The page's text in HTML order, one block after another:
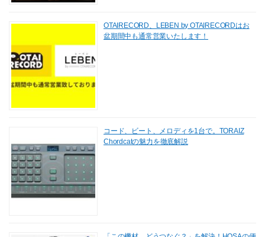
OTAIRECORD、LEBEN by OTAIRECORDはお
盆期間中も通常営業いたします！
コード、ビート、メロディを1台で。TORAIZ
Chordcatの魅力を徹底解説